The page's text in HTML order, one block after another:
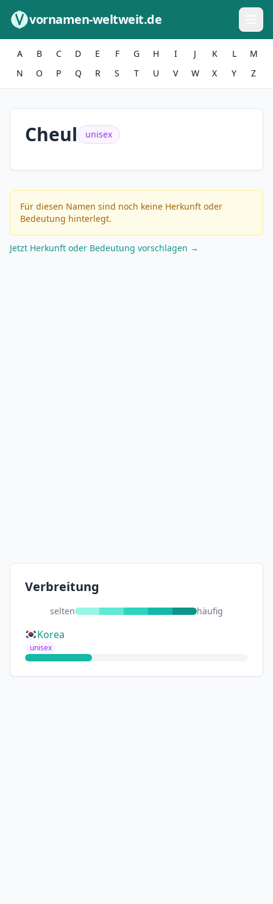
vornamen-weltweit.de
A B C D E F G H I J K L
M
N
O P Q R S T U V W X Y Z
Cheul unisex
Für diesen Namen sind noch keine Herkunft oder
Bedeutung hinterlegt.
Jetzt Herkunft oder Bedeutung vorschlagen →
Verbreitung
selten häufig
Korea
unisex